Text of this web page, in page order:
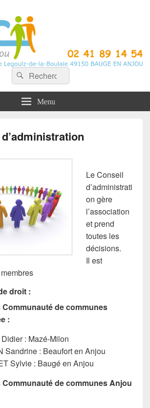
Est Anjou
Recherche :
Rechercher
Menu
Le Conseil
d’administrati
on gère
l’association
et prend
toutes les
décisions.
Il est
droit :
de communes
:
: Mazé-Milon
Sandrine : Beaufort en Anjou
Sylvie : Baugé en Anjou
de communes Anjou